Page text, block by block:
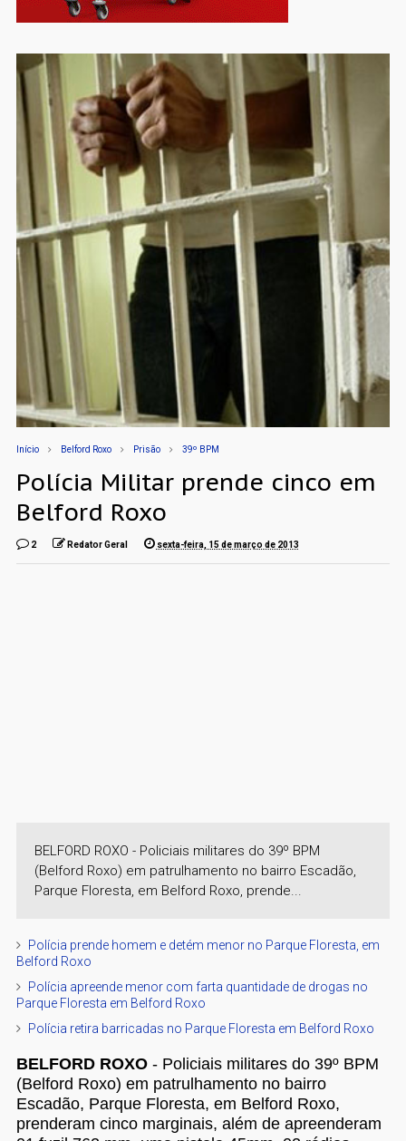
Início Belford Roxo Prisão 39º BPM
Polícia Militar prende cinco em
Belford Roxo
2 Redator Geral sexta-feira, 15 de março de 2013
BELFORD ROXO - Policiais militares do 39º BPM
(Belford Roxo) em patrulhamento no bairro Escadão,
Parque Floresta, em Belford Roxo, prende...
Polícia prende homem e detém menor no Parque Floresta, em
Belford Roxo
Polícia apreende menor com farta quantidade de drogas no
Parque Floresta em Belford Roxo
Polícia retira barricadas no Parque Floresta em Belford Roxo
BELFORD ROXO- Policiais militares do 39º BPM
(Belford Roxo) em patrulhamento no bairro
Escadão, Parque Floresta, em Belford Roxo,
prenderam cinco marginais, além de apreenderam